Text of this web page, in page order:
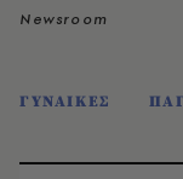
Newsroom
ΓΥΝΑΙΚΕΣ